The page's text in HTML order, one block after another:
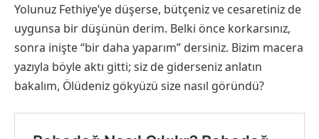
Yolunuz Fethiye’ye düşerse, bütçeniz ve cesaretiniz de
uygunsa bir düşünün derim. Belki önce korkarsınız,
sonra inişte “bir daha yaparım” dersiniz. Bizim macera
yazıyla böyle aktı gitti; siz de giderseniz anlatın
bakalım, Ölüdeniz gökyüzü size nasıl göründü?